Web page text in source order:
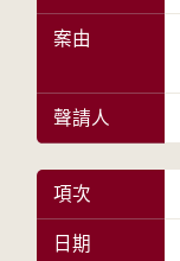
案由
聲請人
項次
日期